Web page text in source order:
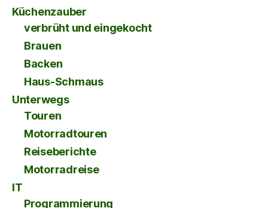
Küchenzauber
verbrüht und eingekocht
Brauen
Backen
Haus-Schmaus
Unterwegs
Touren
Motorradtouren
Reiseberichte
Motorradreise
IT
Programmierung